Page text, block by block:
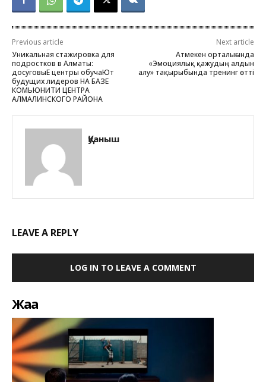
Previous article
Уникальная стажировка для
подростков в Алматы:
досуговыЕ центры обучаЮт
будущих лидеров НА БАЗЕ
КОМЬЮНИТИ ЦЕНТРА
АЛМАЛИНСКОГО РАЙОНА
Next article
Атмекен орталығында
«Эмоциялық қажудың алдын
алу» тақырыбында тренинг өтті
Қуаныш
LEAVE A REPLY
LOG IN TO LEAVE A COMMENT
Жаңа